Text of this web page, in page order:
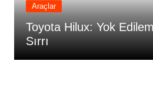
Araçlar
Toyota Hilux: Yok
Sırrı